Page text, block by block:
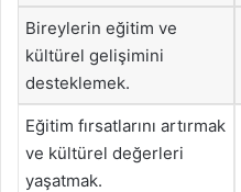
Bireylerin eğitim ve
kültürel gelişimini
desteklemek.
Eğitim fırsatlarını artırmak
ve kültürel değerleri
yaşatmak.